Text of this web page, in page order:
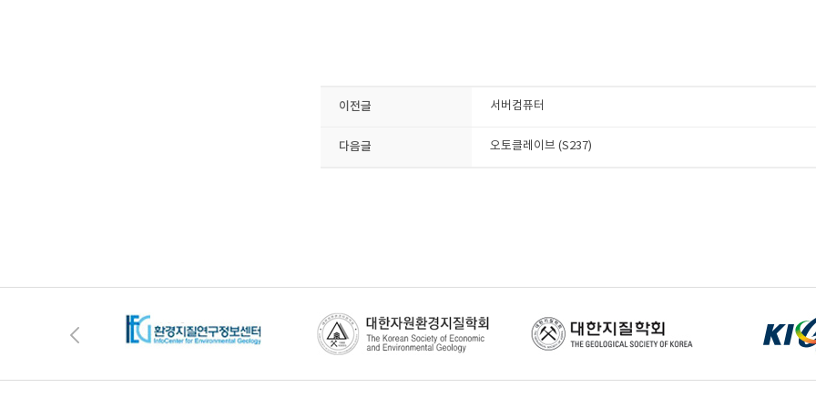
이전글 서버컴퓨터
다음글 오토클레이브 (S237)